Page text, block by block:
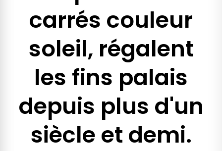
carrés couleur
soleil, régalent
les fins palais
depuis plus d'un
siècle et demi.